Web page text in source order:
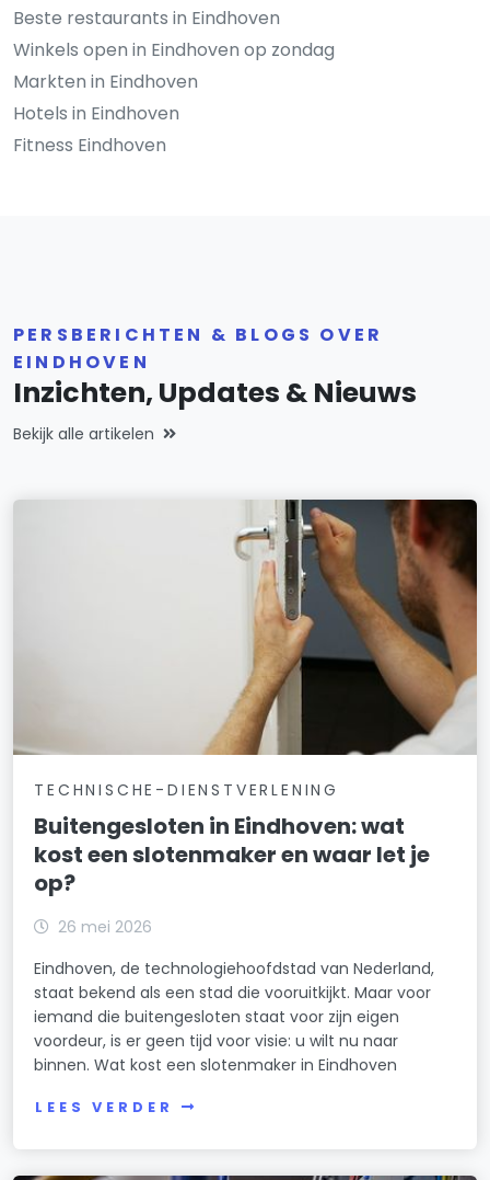
Beste restaurants in Eindhoven
Winkels open in Eindhoven op zondag
Markten in Eindhoven
Hotels in Eindhoven
Fitness Eindhoven
PERSBERICHTEN & BLOGS OVER
EINDHOVEN
Inzichten, Updates & Nieuws
Bekijk alle artikelen
TECHNISCHE-DIENSTVERLENING
Buitengesloten in Eindhoven: wat
kost een slotenmaker en waar let je
op?
26 mei 2026
Eindhoven, de technologiehoofdstad van Nederland,
staat bekend als een stad die vooruitkijkt. Maar voor
iemand die buitengesloten staat voor zijn eigen
voordeur, is er geen tijd voor visie: u wilt nu naar
binnen. Wat kost een slotenmaker in Eindhoven
LEES VERDER